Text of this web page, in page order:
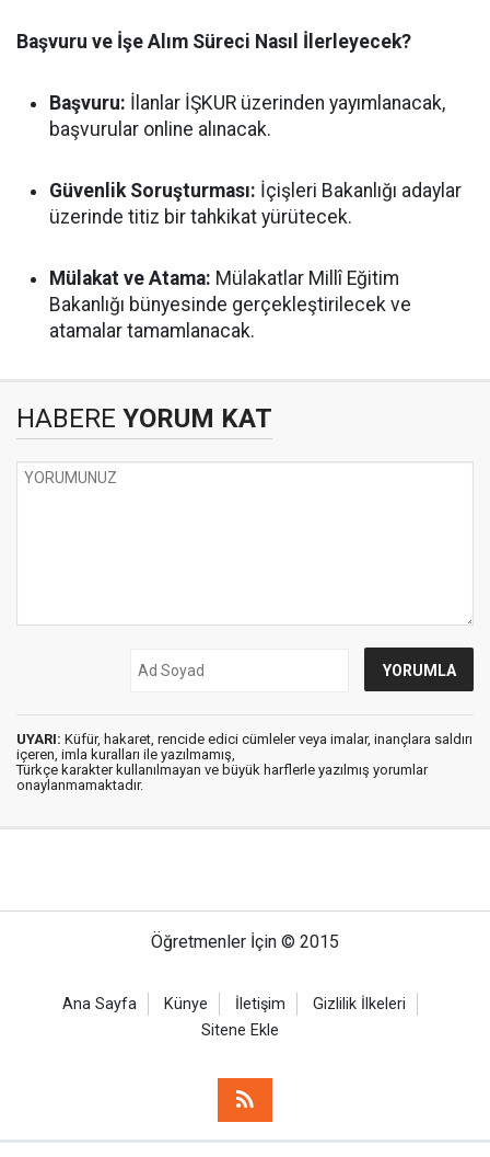
Başvuru ve İşe Alım Süreci Nasıl İlerleyecek?
Başvuru: İlanlar İŞKUR üzerinden yayımlanacak,
başvurular online alınacak.
Güvenlik Soruşturması: İçişleri Bakanlığı adaylar
üzerinde titiz bir tahkikat yürütecek.
Mülakat ve Atama: Mülakatlar Millî Eğitim
Bakanlığı bünyesinde gerçekleştirilecek ve
atamalar tamamlanacak.
HABERE YORUM KAT
UYARI: Küfür, hakaret, rencide edici cümleler veya imalar, inançlara saldırı
içeren, imla kuralları ile yazılmamış,
Türkçe karakter kullanılmayan ve büyük harflerle yazılmış yorumlar
onaylanmamaktadır.
Öğretmenler İçin © 2015
Ana Sayfa Künye İletişim
Gizlilik İlkeleri
Sitene Ekle